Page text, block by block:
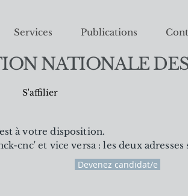
Services Publications
NATIONALE
S'affilier
à votre disposition.
cnc' et vice versa : les deux adresses
Devenez candidat/e